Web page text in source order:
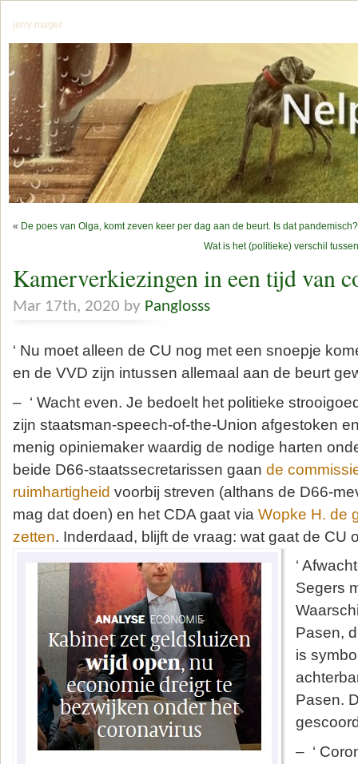
jerry mager
« De poes van Olga, komt zeven keer per dag aan de beurt. Is dat pandemisch?
Wat is het (politieke) verschil
Kamerverkiezingen in een tijd van
Mar 17th, 2020 by Panglosss
‘ Nu moet alleen de CU nog met een snoepje
en de VVD zijn intussen allemaal aan de beurt
– ‘ Wacht even. Je bedoelt het politieke
zijn staatsman-speech-of-the-Union afgestoken
menig opiniemaker waardig de nodige harten
beide D66-staatssecretarissen gaan de
ruimhartigheid voorbij streven (althans de D66-
mag dat doen) en het CDA gaat via Wopke H. de
zetten. Inderdaad, blijft de vraag: wat gaat de CU
‘
Segers
Pasen,
is
Pasen.
– ‘